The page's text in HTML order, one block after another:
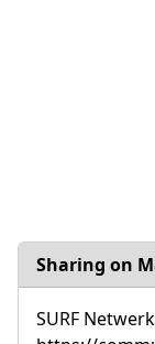
Sharing on
SURF